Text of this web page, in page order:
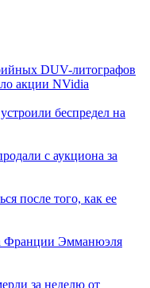
DUV-литографов
акции NVidia
беспредел на
с аукциона за
после того, как ее
Франции Эмманюэля
за неделю от